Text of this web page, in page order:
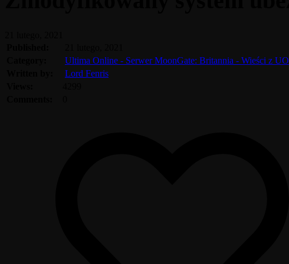
Ultima Online - Serwer MoonGate: Britannia - Wieści z UO
Lord Fenris